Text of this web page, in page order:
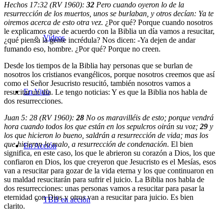
Videos
En Vivo
En Acción
TBB en acción
Hechos 17:32 (RV 1960): 32 Pero cuando oyeron lo de la
resurrección de los muertos, unos se burlaban, y otros decían: Ya te
oiremos acerca de esto otra vez. ¿Por qué? Porque cuando nosotros
le explicamos que de acuerdo con la Biblia un día vamos a resucitar,
¿qué piensa la gente incrédula? Nos dicen: -Ya dejen de andar
fumando eso, hombre. ¿Por qué? Porque no creen.
Desde los tiempos de la Biblia hay personas que se burlan de
nosotros los cristianos evangélicos, porque nosotros creemos que así
como el Señor Jesucristo resucitó, también nosotros vamos a
resucitar un día. Le tengo noticias: Y es que la Biblia nos habla de
dos resurrecciones.
Juan 5: 28 (RV 1960): 28 No os maravilléis de esto; porque vendrá
hora cuando todos los que están en los sepulcros oirán su voz; 29 y
los que hicieron lo bueno, saldrán a resurrección de vida; mas los
que hicieron lo malo, a resurrección de condenación. El bien
significa, en este caso, los que le abrieron su corazón a Dios, los que
confiaron en Dios, los que creyeron que Jesucristo es el Mesías, esos
van a resucitar para gozar de la vida eterna y los que continuaron en
su maldad resucitarán para sufrir el juicio. La Biblia nos habla de
dos resurrecciones: unas personas vamos a resucitar para pasar la
eternidad con Dios y otros van a resucitar para juicio. Es bien
clarito.